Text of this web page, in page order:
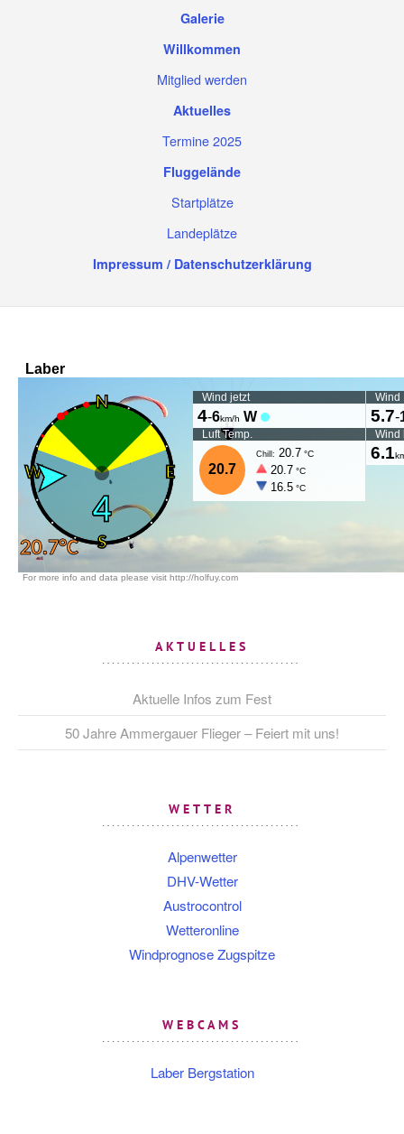
Galerie
Willkommen
Mitglied werden
Aktuelles
Termine 2025
Fluggelände
Startplätze
Landeplätze
Impressum / Datenschutzerklärung
AKTUELLES
Aktuelle Infos zum Fest
50 Jahre Ammergauer Flieger – Feiert mit uns!
WETTER
Alpenwetter
DHV-Wetter
Austrocontrol
Wetteronline
Windprognose Zugspitze
WEBCAMS
Laber Bergstation